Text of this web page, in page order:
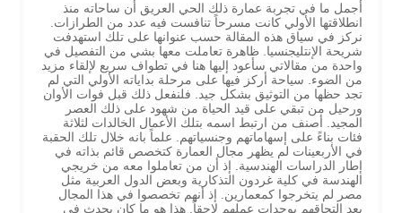
أجمل ما في تجربة عمارة ذلك الحي العريق أن ساحاته منذ
انطلاقتها الأولي كانت مسرحاً تنافست فيه عدد من الطرازات.
نركز في سياق هذه المقالة حسب عنوانها على تلك استهدفت
شريحة الإنتليجنسيا. ظاهرة تعاملت معها بشي من التفصيل في
واحدة من مقالاتي سأعود إليها هنا في تطواف سريع لإلقاء مزيد
من الضوء. سياحة أركز فيها على مرحلة بداياته الأولي التي لم
تجد حظها من التوثيق بشكل جيد. فلنفعل ذلك قبل فوات الأوان
ورحيل من تبقي على قيد الحياة من شهود على ذلك العصر
المجيد. أصنف من ارتبط اسمه بتلك الأعمال الخالدات لثلاثة
فئات بناءً على إسهاماتهم وجنسياتهم. علماً بانه خلال تلك الحقبة
في الأربعينات لم يظهر مجال العمارة كتخصص قائم بذاته في
إطار الدراسات الهندسية. إذ أن من تعاملوا معه من خريجي
الهندسة في كلية غردون التذكارية وبعض الدول العربية مثل
مصر لم يتخرجوا كمعمارين. إذ أنهم تخصصوا في هذا المجال
بعد التحاقهم بوحدات عملهم لاحقاً. هذا هو ما كان يحدث في